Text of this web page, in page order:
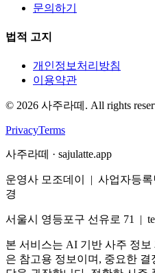
문의하기
법적 고지
개인정보처리방침
이용약관
© 2026 사주라떼. All rights
PrivacyTerms
사주라떼 · sajulatte.app
운영사 모조데이 | 사업자등
경
서울시 영등포구 선유로 71 |
본 서비스는 AI 기반 사주 정
은 참고용 정보이며, 중요한